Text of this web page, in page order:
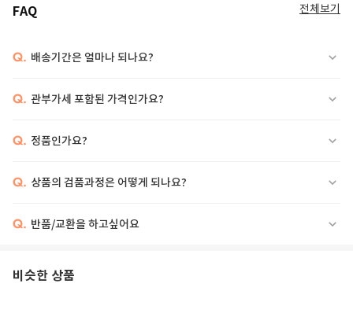
FAQ 전체보기
Q. 배송기간은 얼마나 되나요?
Q. 관부가세 포함된 가격인가요?
Q. 정품인가요?
Q. 상품의 검품과정은 어떻게 되나요?
Q. 반품/교환을 하고싶어요
비슷한 상품